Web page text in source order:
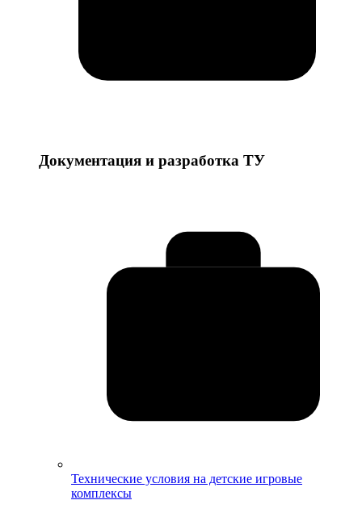
Документация и разработка ТУ
Технические условия на детские игровые
комплексы